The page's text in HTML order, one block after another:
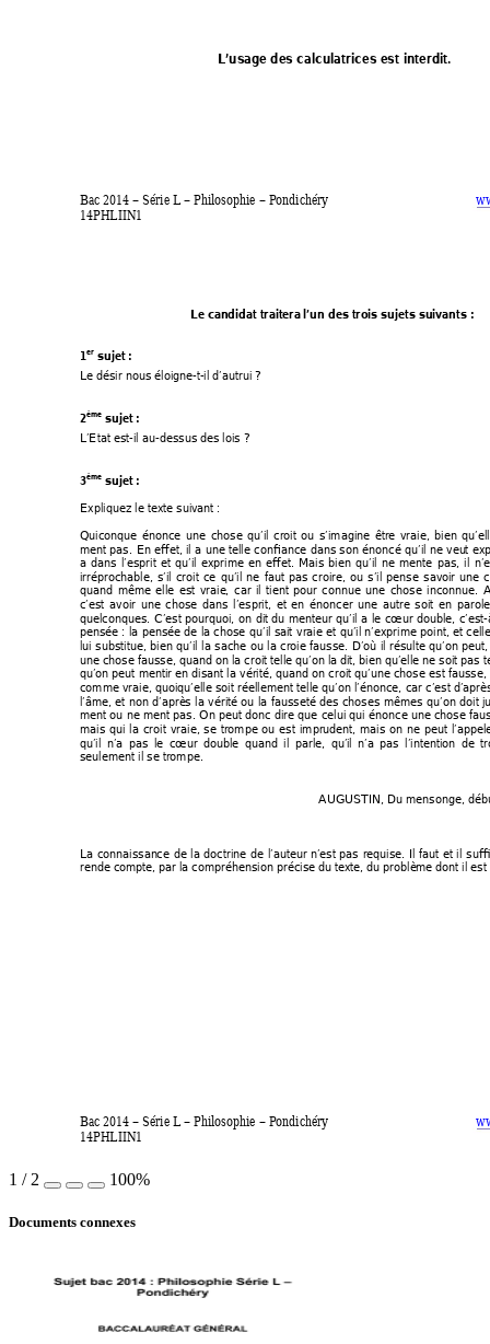
Bac 2014 – Série L – Philosophie – Pondichéry
14PHLIIN1
L’usage des calculatrices est interdit.
Bac 2014 – Série L – Philosophie – Pondichéry
14PHLIIN1
Le candidat traitera l’un des trois sujets suivants :
1er sujet :
Le désir nous éloigne-t-il d’autrui ?
2ème sujet :
L’Etat est-il au-dessus des lois ?
3ème sujet :
Expliquez le texte suivant :
Quiconque énonce une chose qu’il croit ou s’imagine être vraie, bien
ment pas. En effet, il a une telle confiance dans son énoncé qu’il ne veut
a dans l’esprit et qu’il exprime en effet. Mais bien qu’il ne mente pas, il
irréprochable, s’il croit ce qu’il ne faut pas croire, ou s’il pense savoir une
quand même elle est vraie, car il tient pour connue une chose inconnue.
c’est avoir une chose dans l’esprit, et en énoncer une autre soit en
quelconques. C’est pourquoi, on dit du menteur qu’il a le cœur double,
pensée : la pensée de la chose qu’il sait vraie et qu’il n’exprime point, et
lui substitue, bien qu’il la sache ou la croie fausse. D’où il résulte qu’on
une chose fausse, quand on la croit telle qu’on la dit, bien qu’elle ne soit pas
qu’on peut mentir en disant la vérité, quand on croit qu’une chose est f
comme vraie, quoiqu’elle soit réellement telle qu’on l’énonce, car c’est
l’âme, et non d’après la vérité ou la fausseté des choses mêmes qu’on doit
ment ou ne ment pas. On peutdonc dire que celui qui énonce une chose f
mais qui la croit vraie, se trompe ou est imprudent, mais on ne peut
qu’il n’a pas le cœur double quand il parle, qu’il n’a pas l’intention de
seulement il se trompe.
AUGUSTIN, Du mensonge,
La connaissance de la doctrine de l’auteur n’est pas requise. Il faut et il
rende compte, par la compréhension précise du texte, du problème dont il
1 / 2 100%
Documents connexes